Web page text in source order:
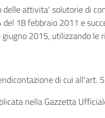
attivita' solutorie di
18 febbraio 2011 e
2015, utilizzando le
di cui
nella Gazzetta